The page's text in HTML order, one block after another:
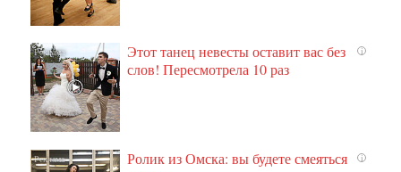
i
Этот танец невесты оставит вас без
слов! Пересмотрела 10 раз
i
Ролик из Омска: вы будете смеяться